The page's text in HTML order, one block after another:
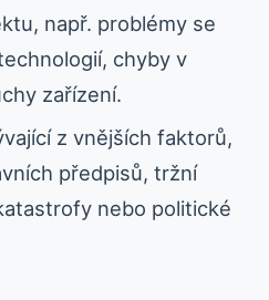
např. problémy se
chyby v
zařízení.
z vnějších faktorů,
předpisů, tržní
nebo politické